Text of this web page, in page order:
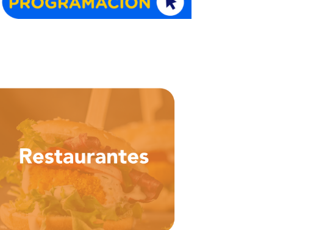
+ Restaurantes + Heladerías +
Cafés